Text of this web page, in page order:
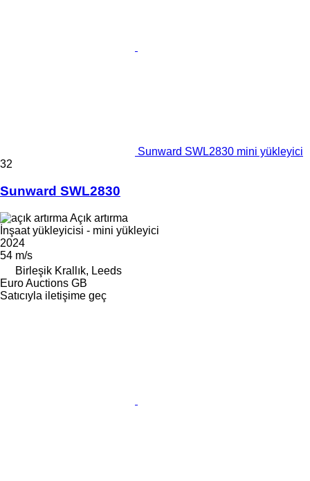
Sunward SWL2830 mini yükleyici
32
Sunward SWL2830
Açık artırma
İnşaat yükleyicisi - mini yükleyici
2024
54 m/s
Birleşik Krallık, Leeds
Euro Auctions GB
Satıcıyla iletişime geç